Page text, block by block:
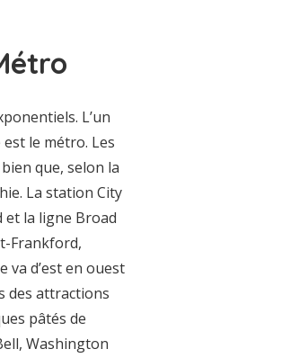
L’un
le métro. Les
que, selon la
La station City
et la ligne Broad
Frankford,
va d’est en ouest
des attractions
pâtés de
Washington